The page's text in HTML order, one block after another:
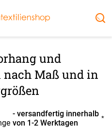
Sonnensegel
und
nach Maß und in
- versandfertig innerhalb
von 1-2 Werktagen
*